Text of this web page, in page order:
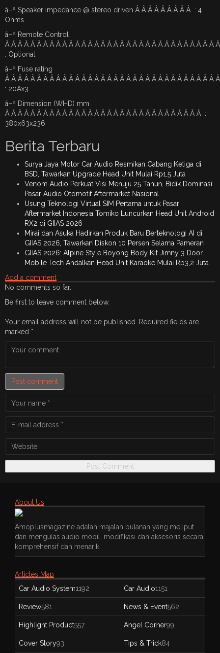
â–ª Speaker impedance @ stereo driven Â Â Â Â Â Â Â Â Â : 4
Ohms
â–ª Remote Control
Â Â Â Â Â Â Â Â Â Â Â Â Â Â Â Â Â Â Â Â Â Â Â Â Â Â Â Â Â Â Â Â Â
: Optional
â–ª Fuse rating
Â Â Â Â Â Â Â Â Â Â Â Â Â Â Â Â Â Â Â Â Â Â Â Â Â Â Â Â Â Â Â Â Â
: 20Ax3
â–ª Dimension (WHD) mm
Â Â Â Â Â Â Â Â Â Â Â Â Â Â Â Â Â Â Â Â Â Â Â Â Â Â Â Â Â Â Â :
380x63x236
Berita Terbaru
Surya Jaya Motor Car Audio Resmikan Cabang Ketiga di
BSD, Tawarkan Upgrade Head Unit Mulai Rp1,5 Juta
Venom Audio Perkuat Visi Menuju 25 Tahun, Bidik Dominasi
Pasar Audio Otomotif Aftermarket Nasional
Usung Teknologi Virtual SIM Pertama untuk Pasar
Aftermarket Indonesia Tomiko Luncurkan Head Unit Android
RX2 di GIIAS 2026
Mirai dan Asuka Hadirkan Produk Baru Berteknologi AI di
GIIAS 2026, Tawarkan Diskon 10 Persen Selama Pameran
GIIAS 2026: Alpine Style Boyong Body Kit Jimny 3 Door,
Mobile Tech Andalkan Head Unit Karaoke Mulai Rp3,2 Juta
Add a comment
No comments so far.
Be first to leave comment below.
Your email address will not be published.
Required fields are
marked *
Post comment
About Us
Amoplusmagazine adalah majalah bulanan yang meliput
dan mengulas audio mobil, modifikasi dan aksesoris secara
komprehensif dan menarik.
Articles Map
Car Audio System1192 Car Audio1151
Review581 News & Event562
Highlight Product557 Angel Corner99
Cover Story93 Tips & Trick84